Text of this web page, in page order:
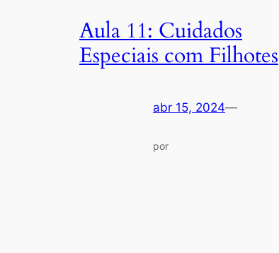
Aula 11: Cuidados
Especiais com Filhotes
abr 15, 2024—
por